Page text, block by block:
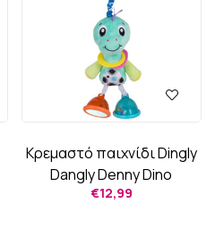
Κρεμαστό παιχνίδι Dingly
Dangly Denny Dino
€12,99